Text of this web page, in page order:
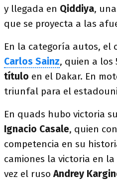
y llegada en Qiddiya,
que se proyecta a las
En la categoría autos, el
Carlos Sainz, quien a los
título en el Dakar. En
triunfal para el
En quads hubo victoria
Ignacio Casale, quien
competencia en su
camiones la victoria en
vez el rusoAndrey